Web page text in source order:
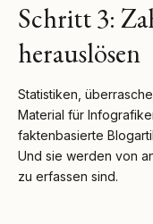
Schritt 3:
herauslösen
Statistiken,
Material für
faktenbasierte
Und sie werden von
zu erfassen sind.